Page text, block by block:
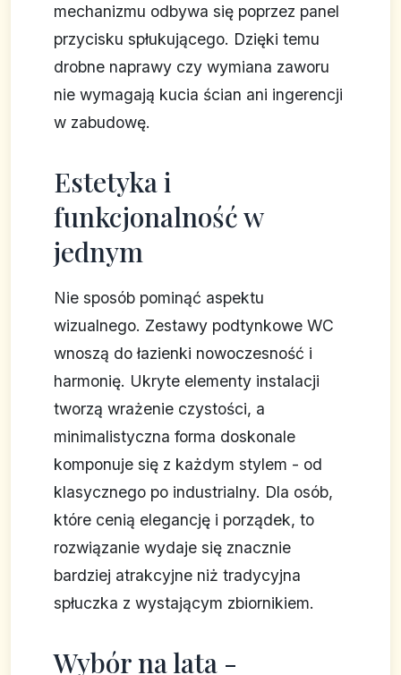
mechanizmu odbywa się poprzez panel
przycisku spłukującego. Dzięki temu
drobne naprawy czy wymiana zaworu
nie wymagają kucia ścian ani ingerencji
w zabudowę.
Estetyka i
funkcjonalność w
jednym
Nie sposób pominąć aspektu
wizualnego. Zestawy podtynkowe WC
wnoszą do łazienki nowoczesność i
harmonię. Ukryte elementy instalacji
tworzą wrażenie czystości, a
minimalistyczna forma doskonale
komponuje się z każdym stylem - od
klasycznego po industrialny. Dla osób,
które cenią elegancję i porządek, to
rozwiązanie wydaje się znacznie
bardziej atrakcyjne niż tradycyjna
spłuczka z wystającym zbiornikiem.
Wybór na lata -